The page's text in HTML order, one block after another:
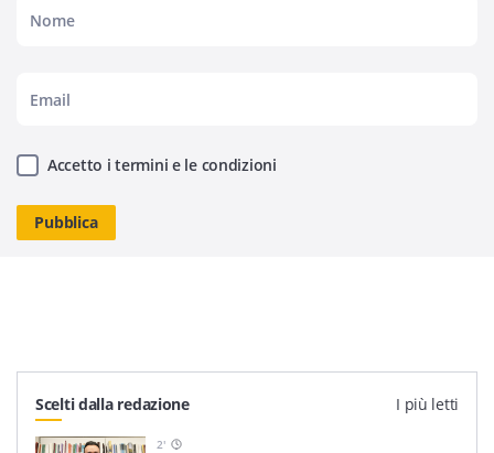
Accetto i termini e le condizioni
Scelti dalla redazione I più letti
2'